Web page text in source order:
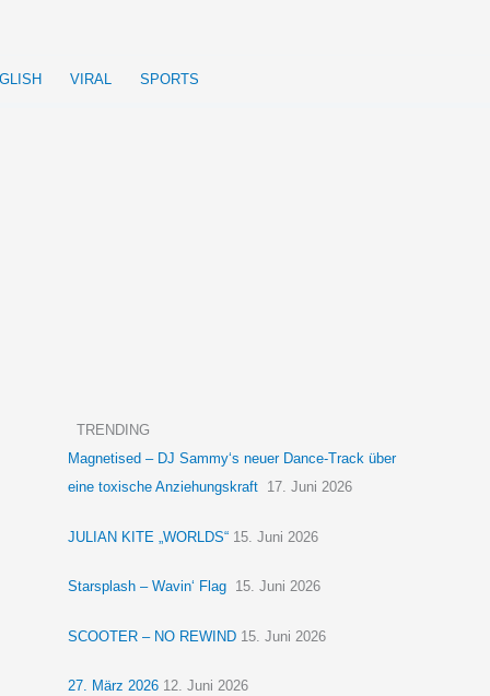
VIRAL SPORTS
TRENDING
Magnetised – DJ Sammy‘s neuer Dance-Track über
eine toxische Anziehungskraft 17. Juni 2026
JULIAN KITE „WORLDS“ 15. Juni 2026
Starsplash – Wavin‘ Flag 15. Juni 2026
SCOOTER – NO REWIND 15. Juni 2026
27. März 2026 12. Juni 2026